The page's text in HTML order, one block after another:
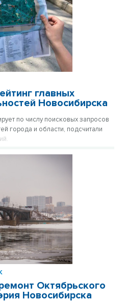
главных
Новосибирска
по числу поисковых запросов
города и области, подсчитали
Октябрьского
Новосибирска